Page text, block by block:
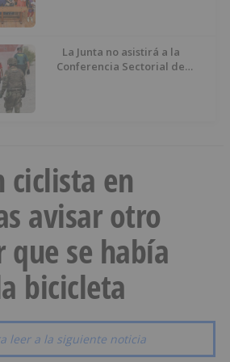
La Junta no asistirá a la
Conferencia Sectorial de
ciclista en
avisar otro
que se había
bicicleta
leer a la siguiente noticia